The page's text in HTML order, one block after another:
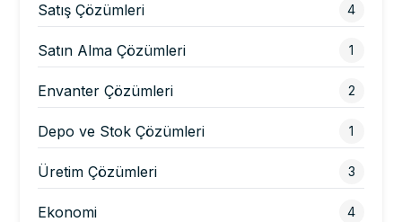
Satış Çözümleri 4
Satın Alma Çözümleri 1
Envanter Çözümleri 2
Depo ve Stok Çözümleri 1
Üretim Çözümleri 3
Ekonomi 4